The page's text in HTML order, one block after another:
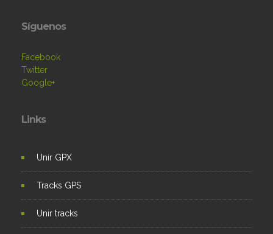
Síguenos
Facebook
Twitter
Google+
Links
Unir GPX
Tracks GPS
Unir tracks